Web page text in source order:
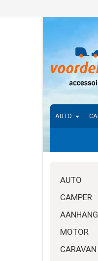
AUTO
AUTO
CAMPER
MOTOR
CARAVAN